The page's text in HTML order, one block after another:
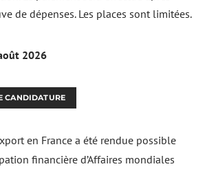
de dépenses. Les places sont limitées.
2026
CANDIDATURE
en France a été rendue possible
financière d’Affaires mondiales